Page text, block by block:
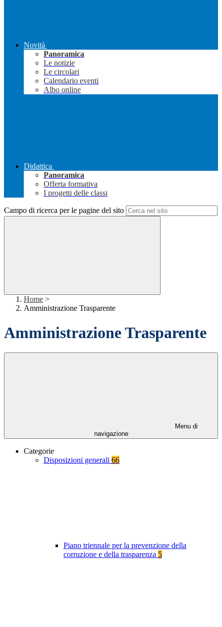
Novità
Panoramica
Le notizie
Le circolari
Calendario eventi
Albo online
Didattica
Panoramica
Offerta formativa
I progetti delle classi
Campo di ricerca per le pagine del sito
Home >
Amministrazione Trasparente
Amministrazione Trasparente
Menu di
navigazione
Categorie
Disposizioni generali 66
Piano triennale per la prevenzione della
corruzione e della trasparenza 5